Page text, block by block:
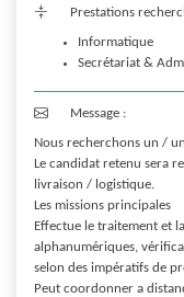
Prestations
Informatique
Secrétariat &
Message :
Nous recherchons un /
Le candidat retenu sera
livraison / logistique.
Les missions principales
Effectue le traitement et
alphanumériques,
selon des impératifs de
Peut coordonner a